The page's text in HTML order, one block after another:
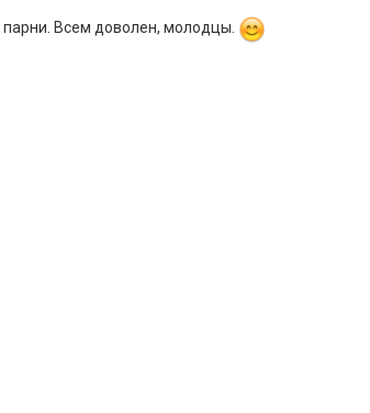
Всем доволен, молодцы.